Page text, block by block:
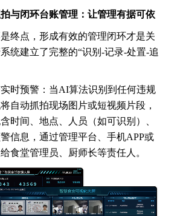
与闭环台账管理：让管理有据可依
终点，形成有效的管理闭环才是关
统建立了完整的“识别-记录-处置-追
时预警：当AI算法识别到任何违规
自动抓拍现场图片或短视频片段，
时间、地点、人员（如可识别）、
信息，通过管理平台、手机APP或
食堂管理员、厨师长等责任人。